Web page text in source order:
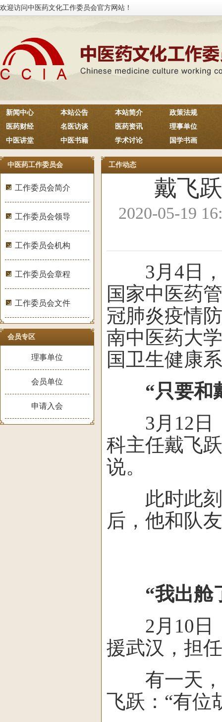
欢迎访问中医药文化工作委员会官方网站！
新闻中心 本站公告 本站简介
政策法规
医药财经
名医访谈 医药资讯
理事单位
中医讲堂
中医书籍 学术讨论 国学书画
中医药工作委员会
工作委员会简介
工作委员会领导
工作委员会机构
工作委员会章程
工作委员会文件
会员专区
理事单位
会员单位
申请入会
工作动态
戴飞
2020-05-19
3月4日，
国家中医药
冠肺炎疫情
南中医药大
国卫生健康
“只要和
3月12日，
科主任戴飞
说。
此时此刻
后，他和队
“我出舱
2月10日，
援武汉，担
有一天，
飞跃：“有位